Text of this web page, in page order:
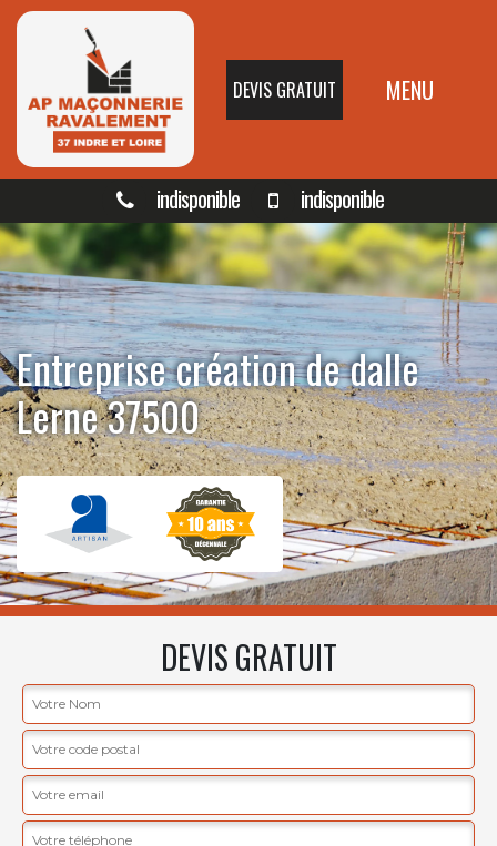
DEVIS GRATUIT MENU
indisponible indisponible
Entreprise création de dalle
Lerne 37500
DEVIS GRATUIT